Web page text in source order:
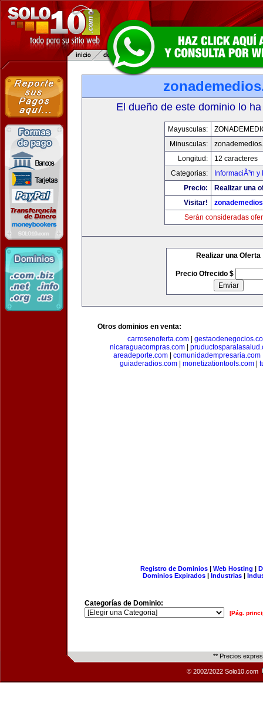
El dueño de este dominio lo
Mayusculas:
Minusculas:
Longitud:
12 caracteres
Categorias:
InformaciÃ³n
Precio:
Realizar una
Visitar!
Serán consideradas
Realizar una Oferta
Precio Ofrecido $
Otros dominios en venta:
carrosenoferta.com
nicaraguacompras.com
areadeporte.com| comunidadempresaria.com
guiaderadios.com| monetizationtools.com|
Registro de Dominios| Web Hosting |
Dominios Expirados | Industrias |
Categorías de Dominio:
[Pág.
** Precios
© 2002/2022 Solo10.com